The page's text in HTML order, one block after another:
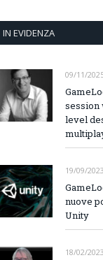
IN EVIDENZA
09/11/
session
level
19/09/2023
nuove
Unity
18/02/2023